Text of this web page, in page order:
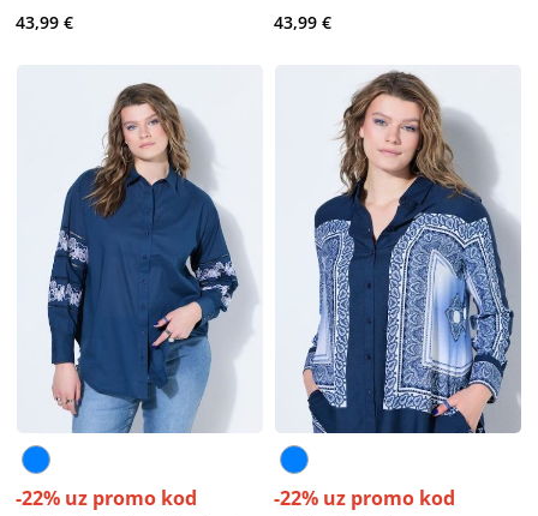
43,99 € 43,99 €
-22% uz promo kod -22% uz promo kod